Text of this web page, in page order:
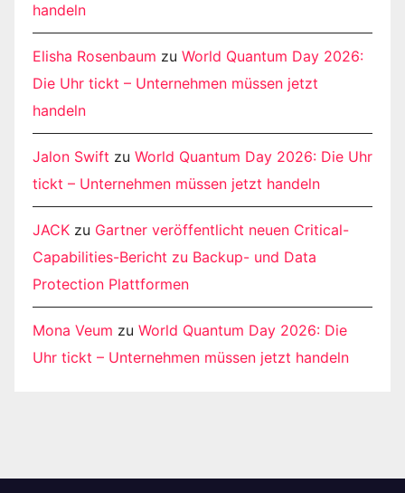
handeln
Elisha Rosenbaum zu World Quantum Day 2026:
Die Uhr tickt – Unternehmen müssen jetzt
handeln
Jalon Swift zu World Quantum Day 2026: Die Uhr
tickt – Unternehmen müssen jetzt handeln
JACK zu Gartner veröffentlicht neuen Critical-
Capabilities-Bericht zu Backup- und Data
Protection Plattformen
Mona Veum zu World Quantum Day 2026: Die
Uhr tickt – Unternehmen müssen jetzt handeln